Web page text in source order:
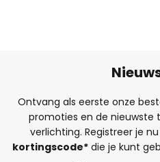
Ontvang als eerste onze
promoties en de nieuwste
verlichting. Registreer je
kortingscode*die je kunt